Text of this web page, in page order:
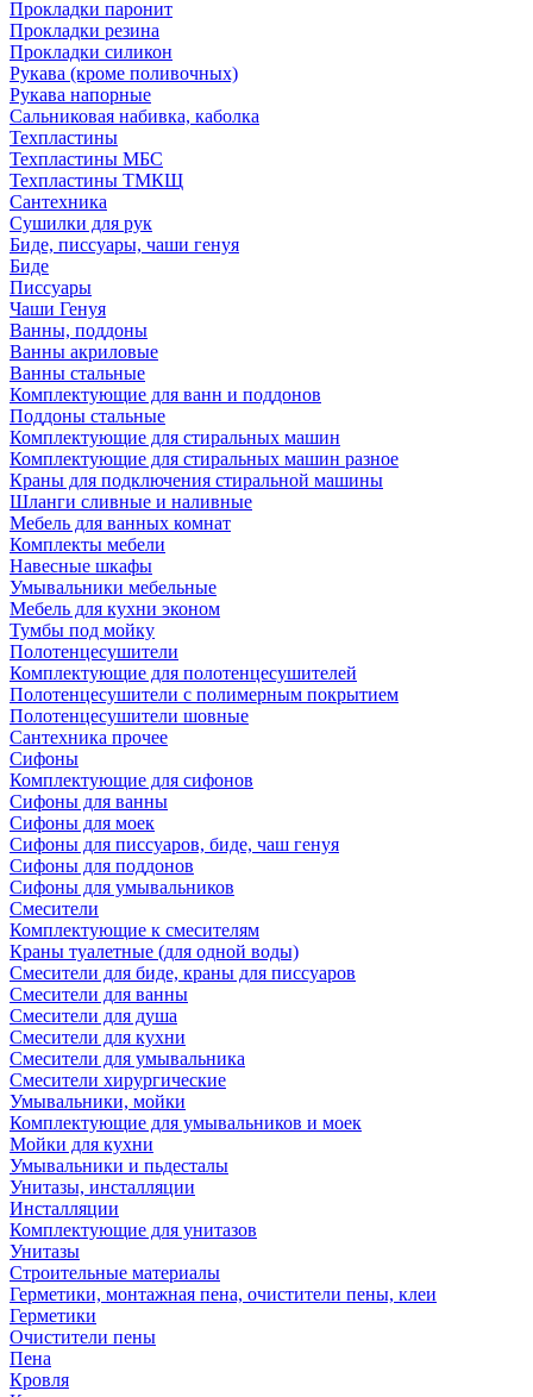
Прокладки паронит
Прокладки резина
Прокладки силикон
Рукава (кроме поливочных)
Рукава напорные
Сальниковая набивка, каболка
Техпластины
Техпластины МБС
Техпластины ТМКЩ
Сантехника
Сушилки для рук
Биде, писсуары, чаши генуя
Биде
Писсуары
Чаши Генуя
Ванны, поддоны
Ванны акриловые
Ванны стальные
Комплектующие для ванн и поддонов
Поддоны стальные
Комплектующие для стиральных машин
Комплектующие для стиральных машин разное
Краны для подключения стиральной машины
Шланги сливные и наливные
Мебель для ванных комнат
Комплекты мебели
Навесные шкафы
Умывальники мебельные
Мебель для кухни эконом
Тумбы под мойку
Полотенцесушители
Комплектующие для полотенцесушителей
Полотенцесушители с полимерным покрытием
Полотенцесушители шовные
Сантехника прочее
Сифоны
Комплектующие для сифонов
Сифоны для ванны
Сифоны для моек
Сифоны для писсуаров, биде, чаш генуя
Сифоны для поддонов
Сифоны для умывальников
Смесители
Комплектующие к смесителям
Краны туалетные (для одной воды)
Смесители для биде, краны для писсуаров
Смесители для ванны
Смесители для душа
Смесители для кухни
Смесители для умывальника
Смесители хирургические
Умывальники, мойки
Комплектующие для умывальников и моек
Мойки для кухни
Умывальники и пьдесталы
Унитазы, инсталляции
Инсталляции
Комплектующие для унитазов
Унитазы
Строительные материалы
Герметики, монтажная пена, очистители пены, клеи
Герметики
Очистители пены
Пена
Кровля